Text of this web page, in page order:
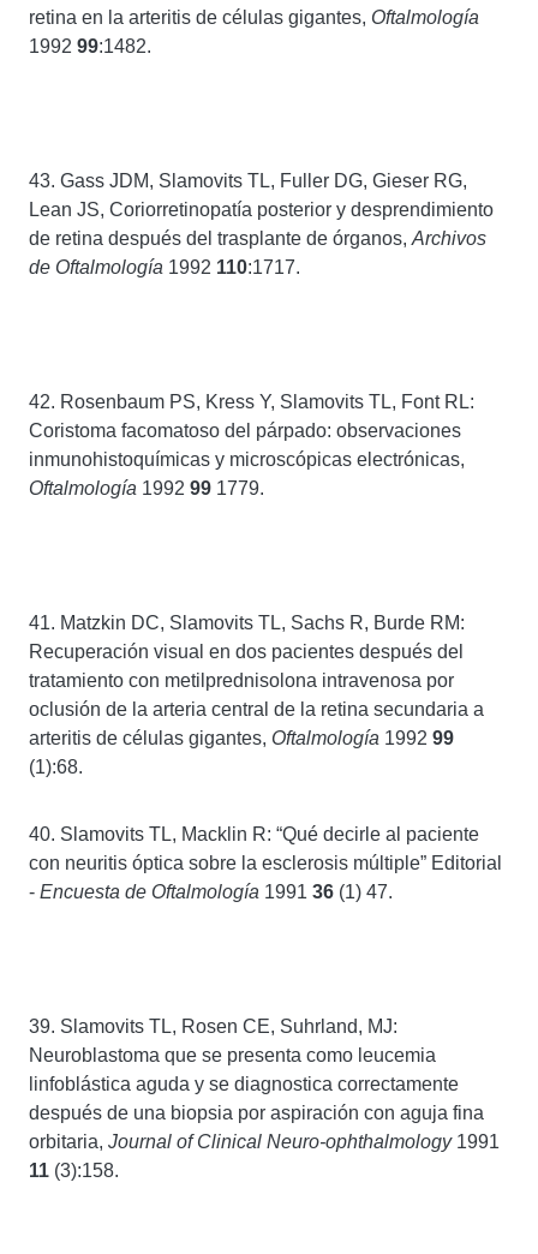
retina en la arteritis de células gigantes, Oftalmología
1992 99:1482.
43. Gass JDM, Slamovits TL, Fuller DG, Gieser RG,
Lean JS, Coriorretinopatía posterior y desprendimiento
de retina después del trasplante de órganos, Archivos
de Oftalmología 1992 110:1717.
42. Rosenbaum PS, Kress Y, Slamovits TL, Font RL:
Coristoma facomatoso del párpado: observaciones
inmunohistoquímicas y microscópicas electrónicas,
Oftalmología 1992 99 1779.
41. Matzkin DC, Slamovits TL, Sachs R, Burde RM:
Recuperación visual en dos pacientes después del
tratamiento con metilprednisolona intravenosa por
oclusión de la arteria central de la retina secundaria a
arteritis de células gigantes, Oftalmología 1992 99
(1):68.
40. Slamovits TL, Macklin R: “Qué decirle al paciente
con neuritis óptica sobre la esclerosis múltiple” Editorial
- Encuesta de Oftalmología 1991 36 (1) 47.
39. Slamovits TL, Rosen CE, Suhrland, MJ:
Neuroblastoma que se presenta como leucemia
linfoblástica aguda y se diagnostica correctamente
después de una biopsia por aspiración con aguja fina
orbitaria, Journal of Clinical Neuro-ophthalmology1991
11 (3):158.